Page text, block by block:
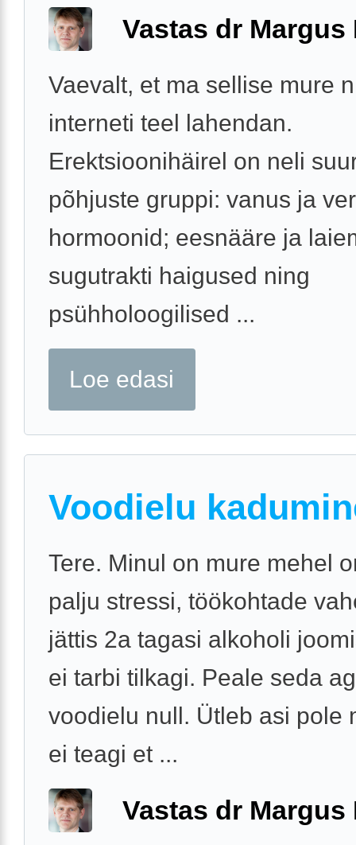
Vastas dr Margus
Vaevalt, et ma sellise mure
interneti teel lahendan.
Erektsioonihäirel on neli
põhjuste gruppi: vanus ja
hormoonid; eesnääre ja
sugutrakti haigused ning
psühholoogilised ...
Loe edasi
Voodielu
Tere. Minul on mure mehel
palju stressi, töökohtade
jättis 2a tagasi alkoholi
ei tarbi tilkagi. Peale seda
voodielu null. Ütleb asi pole
ei teagi et ...
Vastas dr Margus